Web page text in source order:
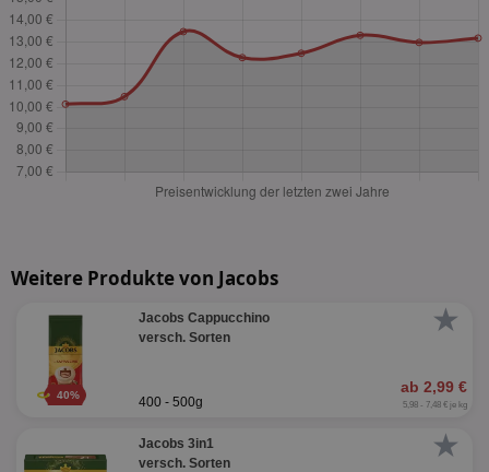
Weitere Produkte von Jacobs
★
40%
Jacobs Cappucchino
versch. Sorten
ab 2,99 €
400 - 500g 5,98 - 7,48 € je kg
★
Jacobs 3in1
versch. Sorten